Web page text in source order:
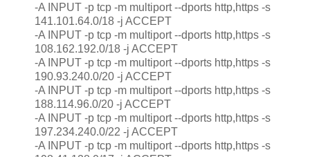
-A INPUT -p tcp -m multiport --dports http,https -s
141.101.64.0/18 -j ACCEPT
-A INPUT -p tcp -m multiport --dports http,https -s
108.162.192.0/18 -j ACCEPT
-A INPUT -p tcp -m multiport --dports http,https -s
190.93.240.0/20 -j ACCEPT
-A INPUT -p tcp -m multiport --dports http,https -s
188.114.96.0/20 -j ACCEPT
-A INPUT -p tcp -m multiport --dports http,https -s
197.234.240.0/22 -j ACCEPT
-A INPUT -p tcp -m multiport --dports http,https -s